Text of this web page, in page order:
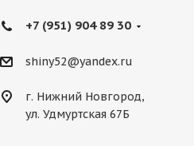
+7 (951) 904 89 30
shiny52@yandex.ru
г. Нижний Новгород,
ул. Удмуртская 67Б